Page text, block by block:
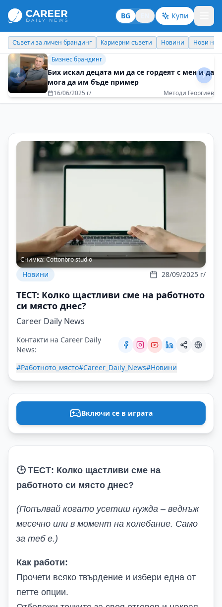
BG Купи
Кариерни съвети Новини Нови назначения Днес празнува
Бизнес брандинг
Печелиш повече, когато помагаш на
другите да печелят
08/05/2025 г/ Светлана Проданова - BNI Bulgaria
Снимка:Cottonbro studio
Новини 28/09/2025 г/
ТЕСТ: Колко щастливи сме на работното
си място днес?
Career Daily News
Контакти на Career Daily
News:
#Работното_място#Career_Daily_News#Новини
Включи се в играта
🕒ТЕСТ: Колко щастливи сме на
работното си място днес?
(Попълвай когато усетиш нужда – веднъж
месечно или в момент на колебание. Само
за теб е.)
Как работи:
Прочети всяко твърдение и избери една от
петте опции.